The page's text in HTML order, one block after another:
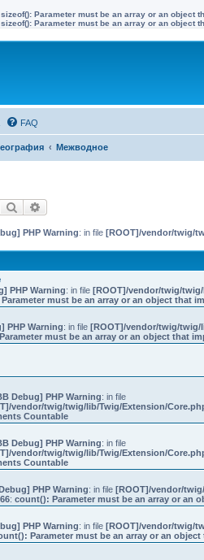
sizeof(): Parameter must be an array or an object
sizeof(): Parameter must be an array or an object
FAQ
Межводное
Поиск
PHP Warning: in file [ROOT]/vendor/twig/
PHP Warning: in file [ROOT]/vendor/twig/
must be an array or an object that
PHP Warning: in file [ROOT]/vendor/twig/twig/
must be an array or an object that
Debug] PHP Warning: in file
vendor/twig/twig/lib/Twig/Extension/
Countable
Debug] PHP Warning: in file
vendor/twig/twig/lib/Twig/Extension/
Countable
PHP Warning: in file [ROOT]/vendor/
: count(): Parameter must be an array or an
PHP Warning: in file [ROOT]/vendor/twig/
Parameter must be an array or an